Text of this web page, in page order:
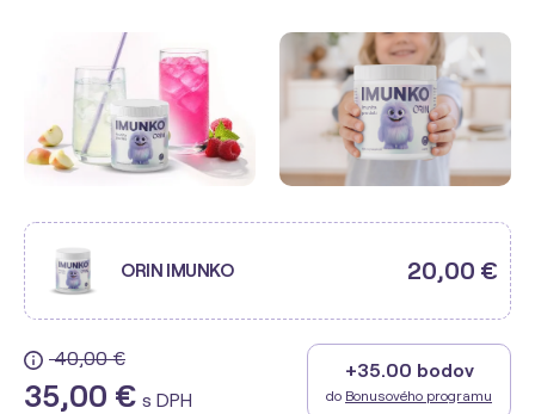
ORIN IMUNKO 20,00 €
40,00 €
35,00 € s DPH
+35.00 bodov
do Bonusového programu